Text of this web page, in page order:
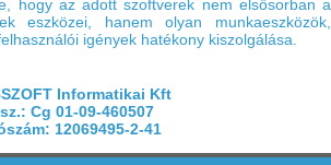
hogy az adott szoftverek nem elsősorban a
eszközei, hanem olyan munkaeszközök,
igények hatékony kiszolgálása.
Informatikai Kft
Cg 01-09-460507
12069495-2-41